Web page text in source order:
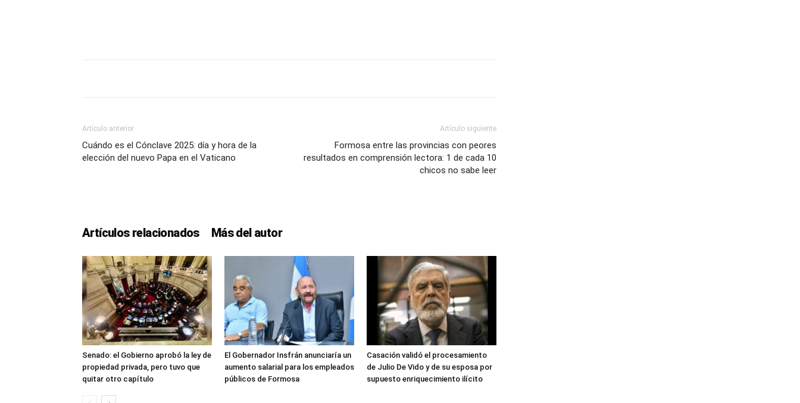
ve…
Artículo anterior
Cuándo es el Cónclave 2025: día y hora de la
elección del nuevo Papa en el Vaticano
Artículo siguiente
Formosa entre las provincias con peores
resultados en comprensión lectora: 1 de cada 10
chicos no sabe leer
Artículos relacionados Más del autor
Senado: el Gobierno aprobó la ley de
propiedad privada, pero tuvo que
quitar otro capítulo
El Gobernador Insfrán anunciaría un
aumento salarial para los empleados
públicos de Formosa
Casación validó el procesamiento
de Julio De Vido y de su esposa por
supuesto enriquecimiento ilícito